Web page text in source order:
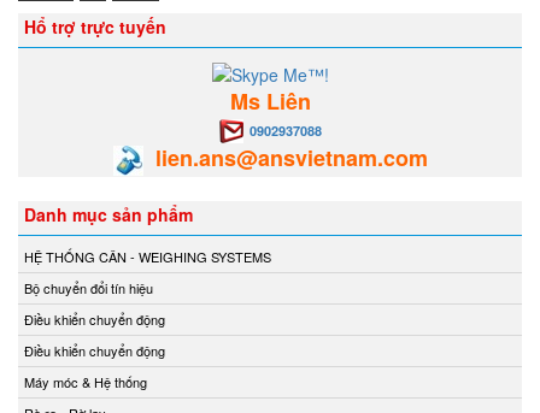
Hổ trợ trực tuyến
Ms Liên
0902937088
lien.ans@ansvietnam.com
Danh mục sản phẩm
HỆ THỐNG CÂN - WEIGHING SYSTEMS
Bộ chuyển đổi tín hiệu
Điều khiển chuyển động
Điều khiển chuyển động
Máy móc & Hệ thống